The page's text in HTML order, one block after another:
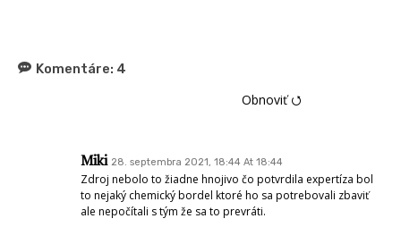
Komentáre: 4
Obnoviť ⭯
Miki 28. septembra 2021, 18:44 At 18:44
Zdroj nebolo to žiadne hnojivo čo potvrdila expertíza bol
to nejaký chemický bordel ktoré ho sa potrebovali zbaviť
ale nepočítali s tým že sa to prevráti.